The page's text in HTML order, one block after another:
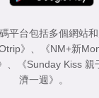
平台包括多個網站
》 《NM+新
《Sunday Kiss 親
濟一週》
。